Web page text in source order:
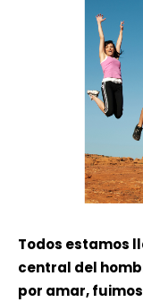
Todos estamos
central del
por amar,